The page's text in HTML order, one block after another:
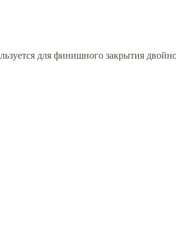
для финишного закрытия